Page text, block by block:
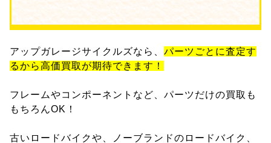
アップガレージサイクルズなら、 パーツごとに査定す
るから高価買取が期待できます！
フレームやコンポーネントなど、パーツだけの買取も
もちろんOK！
古いロードバイクや、ノーブランドのロードバイク、